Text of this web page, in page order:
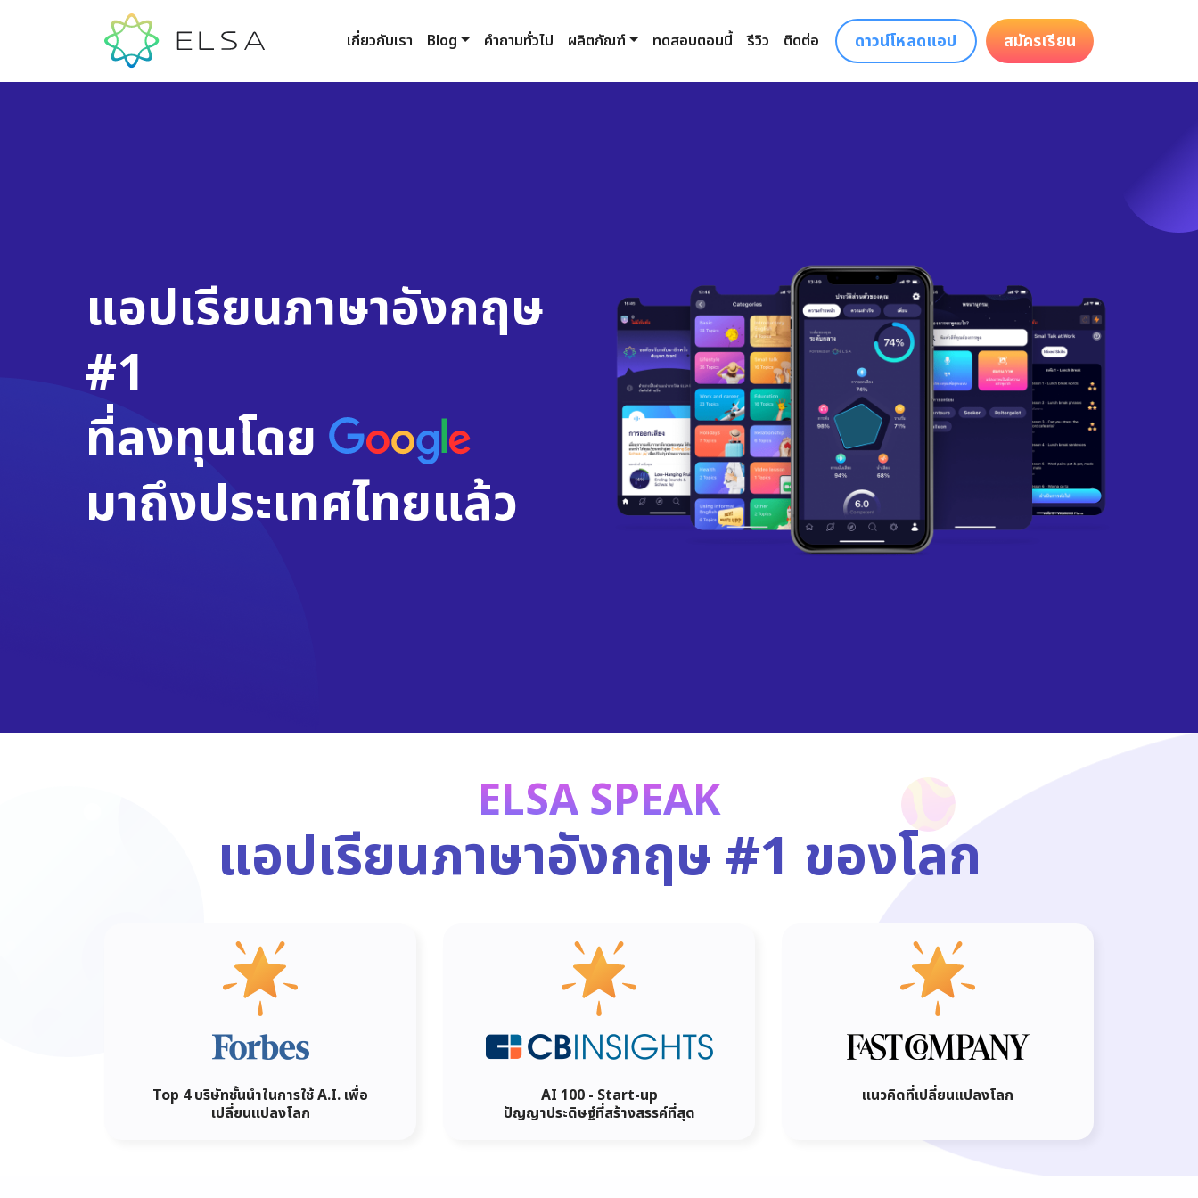
เกี่ยวกับเรา Blog คำถามทั่วไป ผลิตภัณฑ์ ทดสอบตอนนี้ รีวิว ติดต่อ ดาวน์โหลดแอป สมัครเรียน
แอปเรียนภาษาอังกฤษ
#1
ที่ลงทุนโดย
มาถึงประเทศไทยแล้ว
ELSA SPEAK
แอปเรียนภาษาอังกฤษ #1 ของโลก
Top 4 บริษัทชั้นนำในการใช้ A.I. เพื่อ
เปลี่ยนแปลงโลก
AI 100 - Start-up
ปัญญาประดิษฐ์ที่สร้างสรรค์ที่สุด
แนวคิดที่เปลี่ยนแปลงโลก